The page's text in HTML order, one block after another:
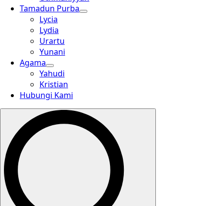
Tamadun Purba
Lycia
Lydia
Urartu
Yunani
Agama
Yahudi
Kristian
Hubungi Kami